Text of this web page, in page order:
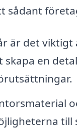
sådant
är det
en
till